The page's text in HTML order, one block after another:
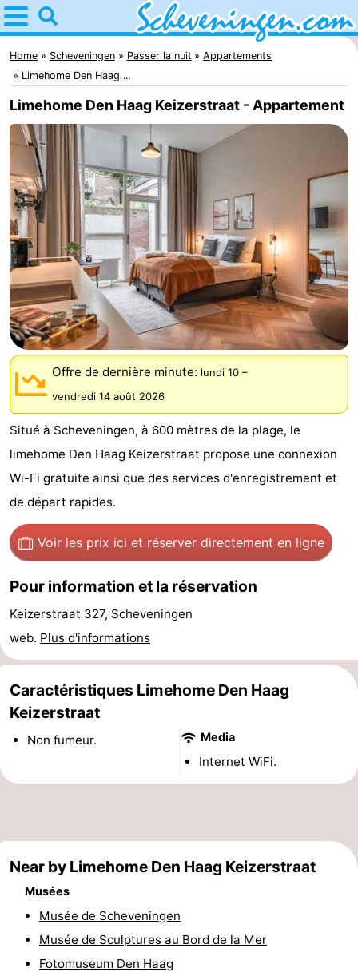
Home
Scheveningen
Astuces
Avec
enfants
Passer
la
nuit
Appartements
-
Nautisch
Centrum
Scheveningen
Campings
Chambre
d'hôtes
Chaumières
-
Duinrell
-
Kijkduin
Hôtels
Last
minutes
Plages
Voir
et
Lieux
Musées
-
Monuments
-
Points
Attractions
Divertissement
-
Aires
Villages
Home Scheveningen Passer la nuit
Appartements
Limehome Den Haag ...
Limehome Den Haag Keizerstraat - Appartement
Offre de dernière minute: lundi 10 –
vendredi 14 août 2026
Situé à Scheveningen, à 600 mètres de la plage, le
limehome Den Haag Keizerstraat propose une connexion
Wi-Fi gratuite ainsi que des services d'enregistrement et
de départ rapides.
Voir les prix ici et réserver directement en ligne
Pour information et la réservation
Keizerstraat 327, Scheveningen
web. Plus d'informations
Caractéristiques Limehome Den Haag
Keizerstraat
Non fumeur. Media
Internet WiFi.
Near by Limehome Den Haag Keizerstraat
Musées
Musée de Scheveningen
Musée de Sculptures au Bord de la Mer
Fotomuseum Den Haag